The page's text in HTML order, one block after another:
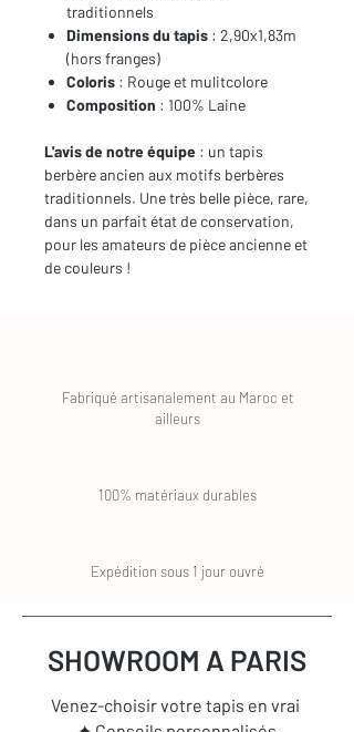
traditionnels
Dimensions du tapis : 2,90x1,83m
(hors franges)
Coloris : Rouge et mulitcolore
Composition : 100% Laine
L'avis de notre équipe : un tapis
berbère ancien aux motifs berbères
traditionnels. Une très belle pièce, rare,
dans un parfait état de conservation,
pour les amateurs de pièce ancienne et
de couleurs !
Fabriqué artisanalement au Maroc et
ailleurs
100% matériaux durables
Expédition sous 1 jour ouvré
SHOWROOM A PARIS
Venez-choisir votre tapis en vrai